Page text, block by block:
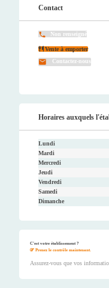
Contact
Non renseigné
Vente à emporter
Contactez-nous
Horaires auxquels
Lundi
Mardi
Mercredi
Jeudi
Vendredi
Samedi
Dimanche
C'est votre établissement ?
Prenez le contrôle maintenant.
Assurez-vous que vos